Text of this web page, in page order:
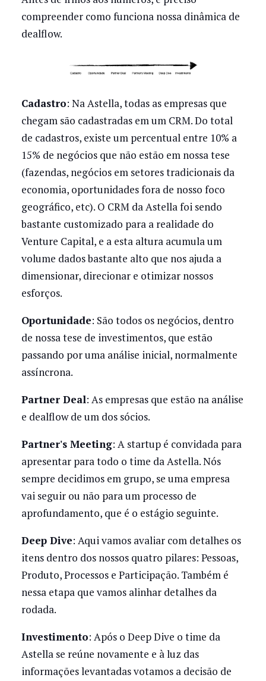
compreender como funciona nossa dinâmica de
dealflow.
Cadastro: Na Astella, todas as empresas que
chegam são cadastradas em um CRM. Do total
de cadastros, existe um percentual entre 10% a
15% de negócios que não estão em nossa tese
(fazendas, negócios em setores tradicionais da
economia, oportunidades fora de nosso foco
geográfico, etc). O CRM da Astella foi sendo
bastante customizado para a realidade do
Venture Capital, e a esta altura acumula um
volume dados bastante alto que nos ajuda a
dimensionar, direcionar e otimizar nossos
esforços.
Oportunidade: São todos os negócios, dentro
de nossa tese de investimentos, que estão
passando por uma análise inicial, normalmente
assíncrona.
Partner Deal: As empresas que estão na análise
e dealflow de um dos sócios.
Partner's Meeting: A startup é convidada para
apresentar para todo o time da Astella. Nós
sempre decidimos em grupo, se uma empresa
vai seguir ou não para um processo de
aprofundamento, que é o estágio seguinte.
Deep Dive: Aqui vamos avaliar com detalhes os
itens dentro dos nossos quatro pilares: Pessoas,
Produto, Processos e Participação. Também é
nessa etapa que vamos alinhar detalhes da
rodada.
Investimento: Após o Deep Dive o time da
Astella se reúne novamente e à luz das
informações levantadas votamos a decisão de